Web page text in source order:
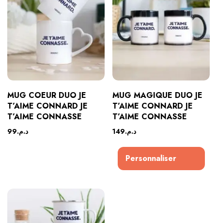
MUG COEUR DUO JE
T’AIME CONNARD JE
T’AIME CONNASSE
د.م.99
MUG MAGIQUE DUO JE
T’AIME CONNARD JE
T’AIME CONNASSE
د.م.149
Personnaliser